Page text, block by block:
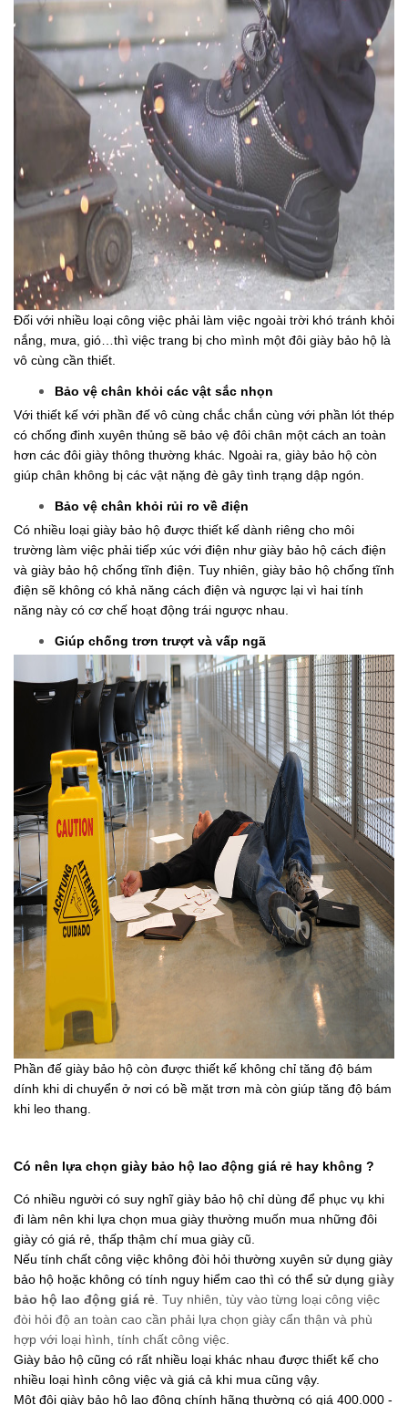
Đối với nhiều loại công việc phải làm việc ngoài trời khó tránh khỏi
nắng, mưa, gió…thì việc trang bị cho mình một đôi giày bảo hộ là
vô cùng cần thiết.
Bảo vệ chân khỏi các vật sắc nhọn
Với thiết kế với phần đế vô cùng chắc chắn cùng với phần lót thép
có chống đinh xuyên thủng sẽ bảo vệ đôi chân một cách an toàn
hơn các đôi giày thông thường khác. Ngoài ra, giày bảo hộ còn
giúp chân không bị các vật nặng đè gây tình trạng dập ngón.
trường làm việc phải tiếp xúc với điện như giày bảo hộ cách điện
và giày bảo hộ chống tĩnh điện. Tuy nhiên, giày bảo hộ chống tĩnh
điện sẽ không có khả năng cách điện và ngược lại vì hai tính
năng này có cơ chế hoạt động trái ngược nhau.
Phần đế giày bảo hộ còn được thiết kế không chỉ tăng độ bám
dính khi di chuyển ở nơi có bề mặt trơn mà còn giúp tăng độ bám
đi làm nên khi lựa chọn mua giày thường muốn mua những đôi
giày có giá rẻ, thấp thậm chí mua giày cũ.
Nếu tính chất công việc không đòi hỏi thường xuyên sử dụng giày
bảo hộ hoặc không có tính nguy hiểm cao thì có thể sử dụng giày
bảo hộ lao động giá rẻ
. Tuy nhiên, tùy vào từng loại công việc
đòi hỏi độ an toàn cao cần phải lựa chọn giày cẩn thận và phù
hợp với loại hình, tính chất công việc.
Giày bảo hộ cũng có rất nhiều loại khác nhau được thiết kế cho
nhiều loại hình công việc và giá cả khi mua cũng vậy.
Một đôi giày bảo hộ lao động chính hãng thường có giá 400.000 -